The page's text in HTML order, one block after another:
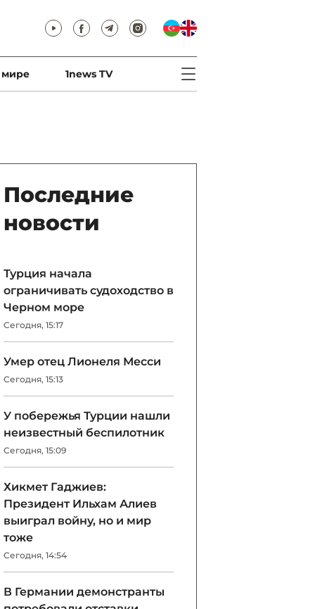
мире 1news TV
Последние
новости
Турция начала
ограничивать судоходство в
Черном море
Сегодня, 15:17
Умер отец Лионеля Месси
Сегодня, 15:13
У побережья Турции нашли
неизвестный беспилотник
Сегодня, 15:09
Хикмет Гаджиев:
Президент Ильхам Алиев
выиграл войну, но и мир
тоже
Сегодня, 14:54
В Германии демонстранты